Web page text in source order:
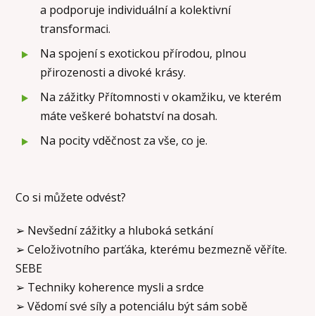
a podporuje individuální a kolektivní
transformaci.
Na spojení s exotickou přírodou, plnou
přirozenosti a divoké krásy.
Na zážitky Přítomnosti v okamžiku, ve kterém
máte veškeré bohatství na dosah.
Na pocity vděčnost za vše, co je.
Co si můžete odvést?
➢ Nevšední zážitky a hluboká setkání
➢ Celoživotního parťáka, kterému bezmezně věříte.
SEBE
➢ Techniky koherence mysli a srdce
➢ Vědomí své síly a potenciálu být sám sobě